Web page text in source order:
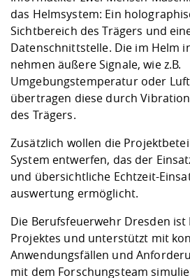
das Helmsystem: Ein
Sichtbereich des Trägers und
Datenschnittstelle. Die im Helm
nehmen äußere Signale, wie z.B.
Umgebungstemperatur oder
übertragen diese durch
des Trägers.
Zusätzlich wollen die
System entwerfen, das der
und übersichtliche Echtzeit-
auswertung ermöglicht.
Die Berufsfeuerwehr Dresden ist
Projektes und unterstützt mit
Anwendungsfällen und
mit dem Forschungsteam